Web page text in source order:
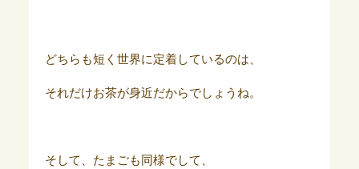
どちらも短く世界に定着しているのは、
それだけお茶が身近だからでしょうね。
そして、たまごも同様でして、